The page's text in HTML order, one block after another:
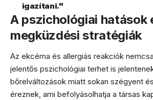
igazítani."
A pszichológiai hatások
megküzdési stratégiák
Az ekcéma és allergiás reakciók
jelentős pszichológiai terhet is
bőrelváltozások miatt sokan szégyent
éreznek, ami befolyásolhatja a társas